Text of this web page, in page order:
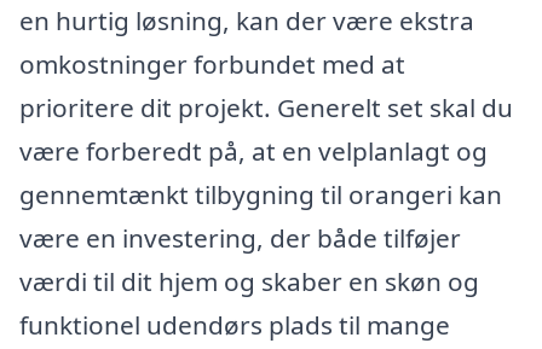
en hurtig løsning, kan der være ekstra
omkostninger forbundet med at
prioritere dit projekt. Generelt set skal du
være forberedt på, at en velplanlagt og
gennemtænkt tilbygning til orangeri kan
være en investering, der både tilføjer
værdi til dit hjem og skaber en skøn og
funktionel udendørs plads til mange